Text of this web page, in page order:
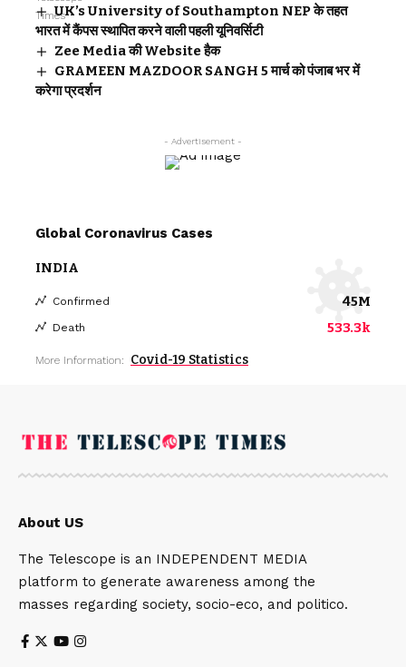
UK’s University of Southampton NEP के तहत
भारत में कैंपस स्थापित करने वाली पहली यूनिवर्सिटी
Zee Media की Website हैक
GRAMEEN MAZDOOR SANGH 5 मार्च को पंजाब भर में
करेगा प्रदर्शन
- Advertisement -
Global Coronavirus Cases
INDIA
Confirmed 45M
Death 533.3k
More Information: Covid-19 Statistics
About US
The Telescope is an INDEPENDENT MEDIA
platform to generate awareness among the
masses regarding society, socio-eco, and politico.